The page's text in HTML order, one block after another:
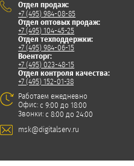
Отдел продаж:
+7 (495) 984-08-85
Отдел оптовых продаж:
+7 (495) 104-45-25
Отдел техподдержки:
+7 (495) 984-06-15
Военторг:
+7 (495) 023-48-15
Отдел контроля качества:
+7 (495) 152-01-38
Работаем ежедневно
Офис:с 9:00 до 18:00
Звонки:с 8:00 до 24:00
msk@digitalserv.ru